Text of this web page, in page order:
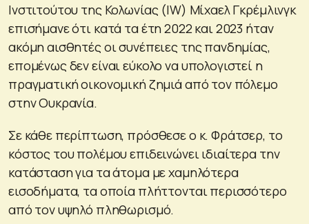
Ινστιτούτου της Κολωνίας (IW) Μίχαελ Γκρέμλινγκ
επισήμανε ότι κατά τα έτη 2022 και 2023 ήταν
ακόμη αισθητές οι συνέπειες της πανδημίας,
επομένως δεν είναι εύκολο να υπολογιστεί η
πραγματική οικονομική ζημιά από τον πόλεμο
στην Ουκρανία.
Σε κάθε περίπτωση, πρόσθεσε ο κ. Φράτσερ, το
κόστος του πολέμου επιδεινώνει ιδιαίτερα την
κατάσταση για τα άτομα με χαμηλότερα
εισοδήματα, τα οποία πλήττονται περισσότερο
από τον υψηλό πληθωρισμό.